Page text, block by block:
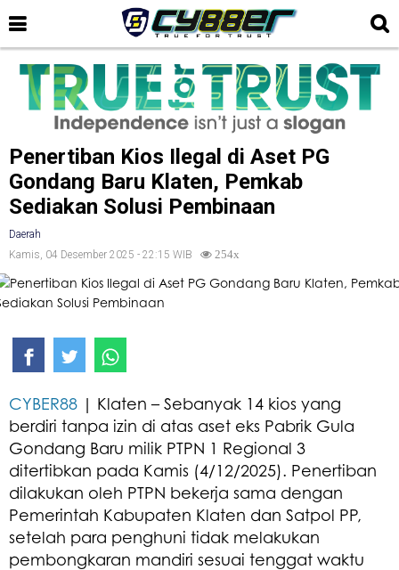
Penertiban Kios Ilegal di Aset PG
Gondang Baru Klaten, Pemkab
Sediakan Solusi Pembinaan
Daerah
Kamis, 04 Desember 2025 - 22:15 WIB
254x
CYBER88 | Klaten – Sebanyak 14 kios yang
berdiri tanpa izin di atas aset eks Pabrik Gula
Gondang Baru milik PTPN 1 Regional 3
ditertibkan pada Kamis (4/12/2025). Penertiban
dilakukan oleh PTPN bekerja sama dengan
Pemerintah Kabupaten Klaten dan Satpol PP,
setelah para penghuni tidak melakukan
pembongkaran mandiri sesuai tenggat waktu